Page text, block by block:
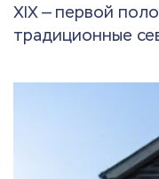
XIX — первой
традиционные